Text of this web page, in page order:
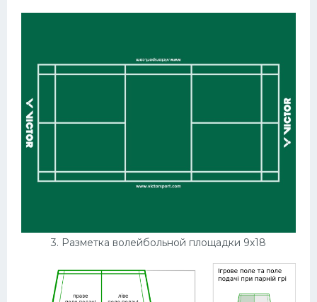
3. Разметка волейбольной площадки 9х18